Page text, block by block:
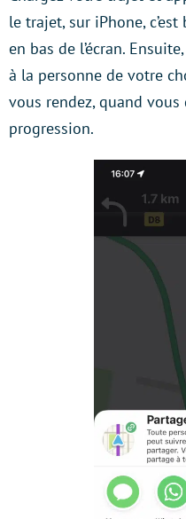
le trajet, sur iPhone,
en bas de l’écran.
à la personne de votre
vous rendez, quand
progression.